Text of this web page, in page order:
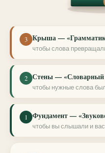
3 Крыша —
чтобы слова
2 Стены — «Словарный
чтобы нужные слова
1 Фундамент —
чтобы вы слышали и